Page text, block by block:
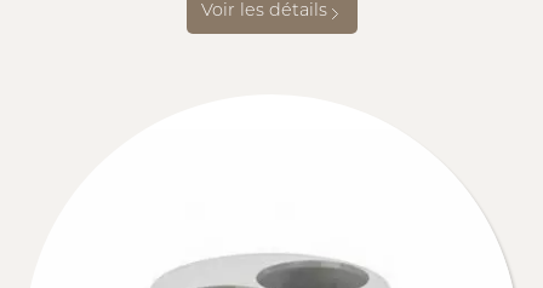
Voir les détails